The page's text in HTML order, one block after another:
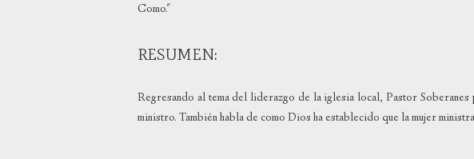
Como."
RESUMEN:
Regresando al tema del liderazgo de la iglesia local, Pastor
ministro. También habla de como Dios ha establecido que la mujer